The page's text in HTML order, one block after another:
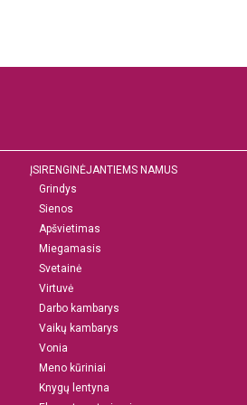
ĮSIRENGINĖJANTIEMS NAMUS
Grindys
Sienos
Apšvietimas
Miegamasis
Svetainė
Virtuvė
Darbo kambarys
Vaikų kambarys
Vonia
Meno kūriniai
Knygų lentyna